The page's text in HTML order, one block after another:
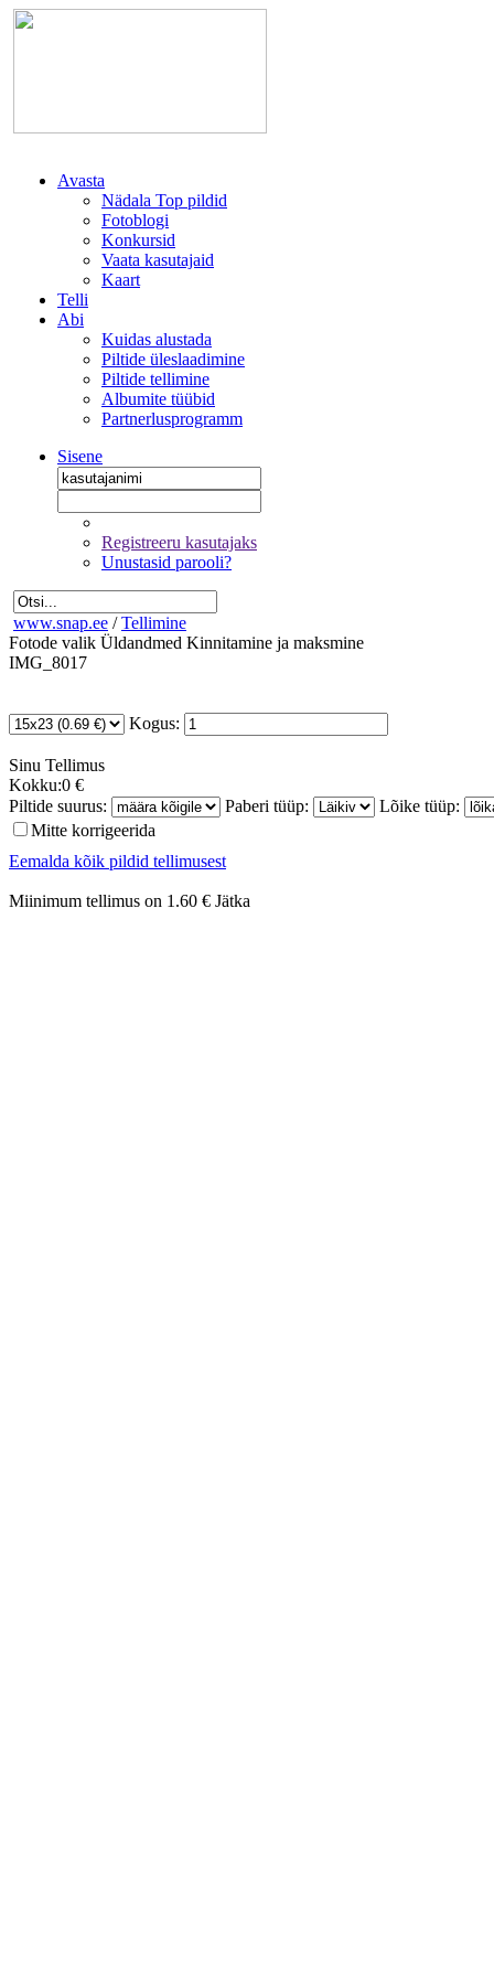
Avasta
Nädala Top pildid
Fotoblogi
Konkursid
Vaata kasutajaid
Kaart
Telli
Abi
Kuidas alustada
Piltide üleslaadimine
Piltide tellimine
Albumite tüübid
Partnerlusprogramm
Sisene
Registreeru kasutajaks
Unustasid parooli?
www.snap.ee / Tellimine
Fotode valik Üldandmed Kinnitamine ja maksmine
IMG_8017
Kogus:
Sinu Tellimus
Kokku:0 €
Piltide suurus:
Paberi tüüp:
Lõike tüüp:
Mitte korrigeerida
Eemalda kõik pildid tellimusest
Miinimum tellimus on 1.60 € Jätka